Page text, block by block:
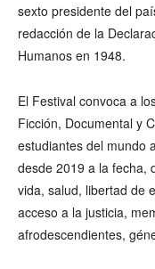
sexto presidente del
redacción de la
Humanos en 1948.
El Festival convoca a
Ficción, Documental y
estudiantes del mundo
desde 2019 a la fecha,
vida, salud, libertad de
acceso a la justicia,
afrodescendientes,